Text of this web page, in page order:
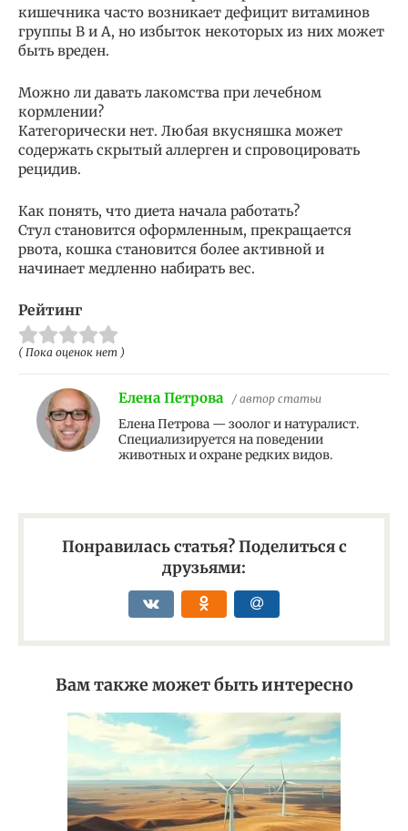
кишечника часто возникает дефицит витаминов
группы B и A, но избыток некоторых из них может
быть вреден.
Можно ли давать лакомства при лечебном
кормлении?
Категорически нет. Любая вкусняшка может
содержать скрытый аллерген и спровоцировать
рецидив.
Как понять, что диета начала работать?
Стул становится оформленным, прекращается
рвота, кошка становится более активной и
начинает медленно набирать вес.
Рейтинг
( Пока оценок нет )
Елена Петрова / автор статьи
Елена Петрова — зоолог и натуралист.
Специализируется на поведении
животных и охране редких видов.
Понравилась статья? Поделиться с
друзьями:
Вам также может быть интересно